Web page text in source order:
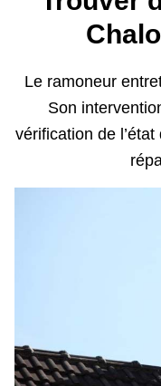
Le ramoneur
Son
vérification de